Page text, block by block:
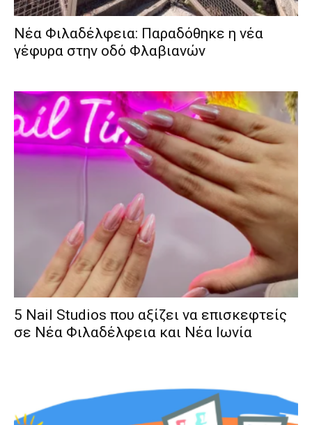
Νέα Φιλαδέλφεια: Παραδόθηκε η νέα
γέφυρα στην οδό Φλαβιανών
5 Nail Studios που αξίζει να επισκεφτείς
σε Νέα Φιλαδέλφεια και Νέα Ιωνία